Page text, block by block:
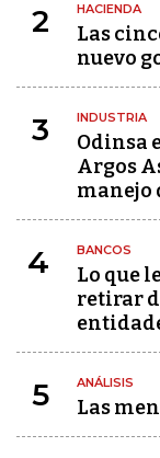
2 HACIENDA
Las
nuevo
3 INDUSTRIA
Odinsa
Argos
manejo
4 BANCOS
Lo que
retirar
5 ANÁLISIS
Las